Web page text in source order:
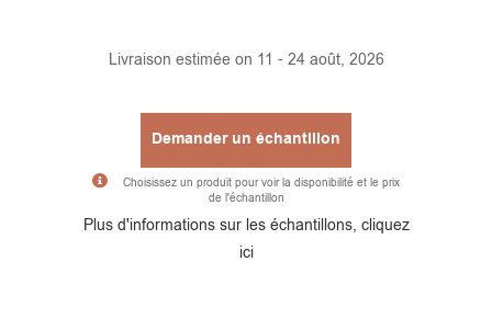
Livraison estimée on 11 - 24 août, 2026
Demander un échantillon
Choisissez un produit pour voir la disponibilité et le prix
de l'échantillon
Alternative:
Plus d'informations sur les échantillons, cliquez
ici